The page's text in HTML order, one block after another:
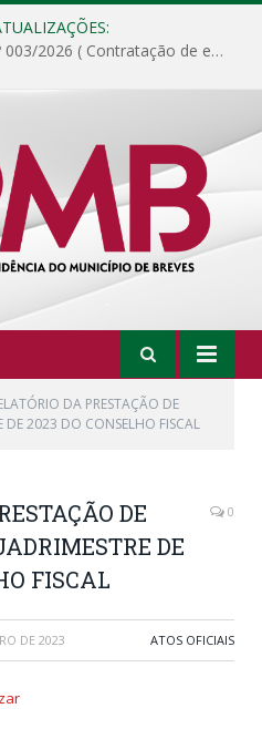
DISPENSA DE LICITAÇÃO Nº 003/2026 ( Contratação de empresa para fornecimento de gêneros alimentícios não perecíveis, materiais de expediente, descartáveis, copa e cozinha, para análise e posterior publicação.)
DA PRESTAÇÃO DE
DE 2023 DO CONSELHO FISCAL
DE
DE
FISCAL
0
DE 2023 ATOS OFICIAIS